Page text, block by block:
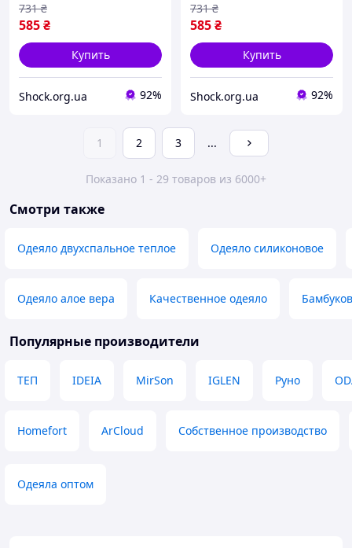
585₴
731 ₴
Купить
Shock.org.ua 92%
585₴
731 ₴
Купить
Shock.org.ua 92%
1 2 3 ...
Показано 1 - 29 товаров из 6000+
Смотри также
Одеяло двухспальное теплое Одеяло силиконовое
Одеяло алое вера Качественное одеяло
Популярные производители
ТЕП IDEIA MirSon IGLEN Руно
Homefort ArCloud Собственное производство
Одеяла оптом